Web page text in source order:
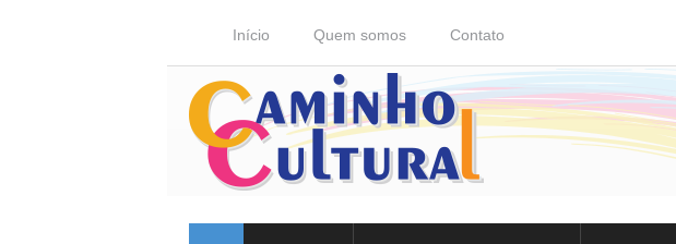
Início Quem somos Contato